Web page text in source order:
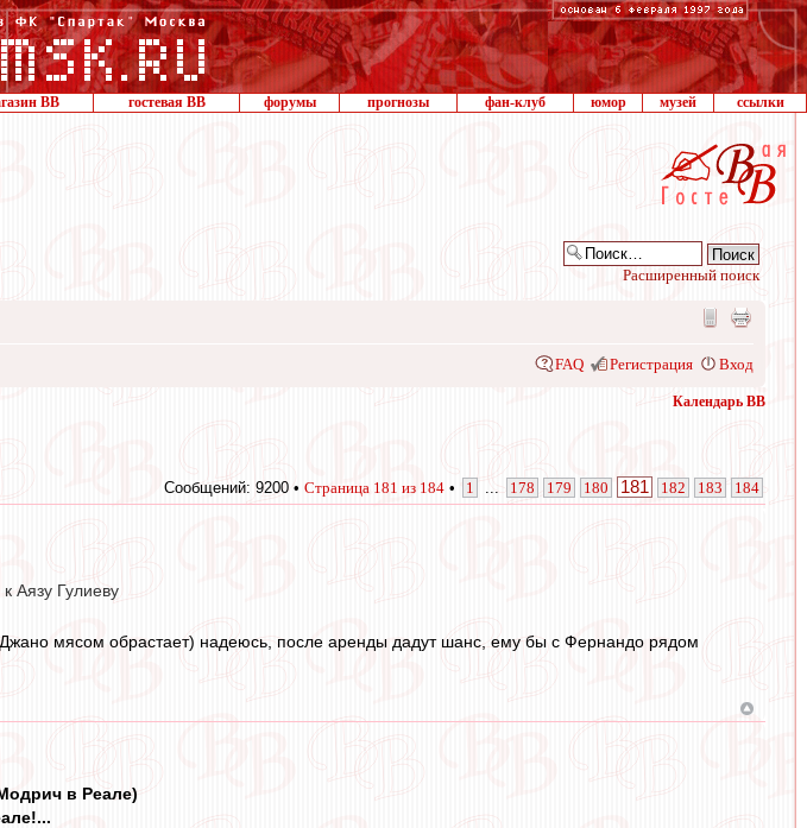
ВВ гостевая ВВ форумы прогнозы фан-клуб юмор музей ссылки
Расширенный поиск
FAQ Регистрация Вход
Календарь ВВ
Сообщений: 9200 • Страница 181 из 184 • 1 178 179 180 181 182 183 184
Аязу Гулиеву
мясом обрастает) надеюсь, после аренды дадут шанс, ему бы с Фернандо рядом
в Реале)